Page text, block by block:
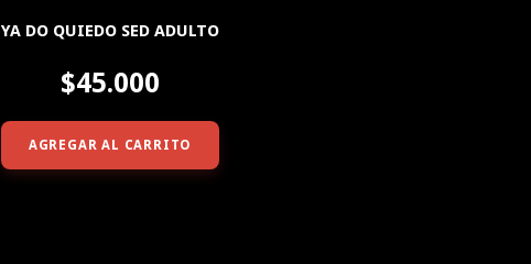
YA DO QUIEDO SED ADULTO
$45.000
AGREGAR AL CARRITO